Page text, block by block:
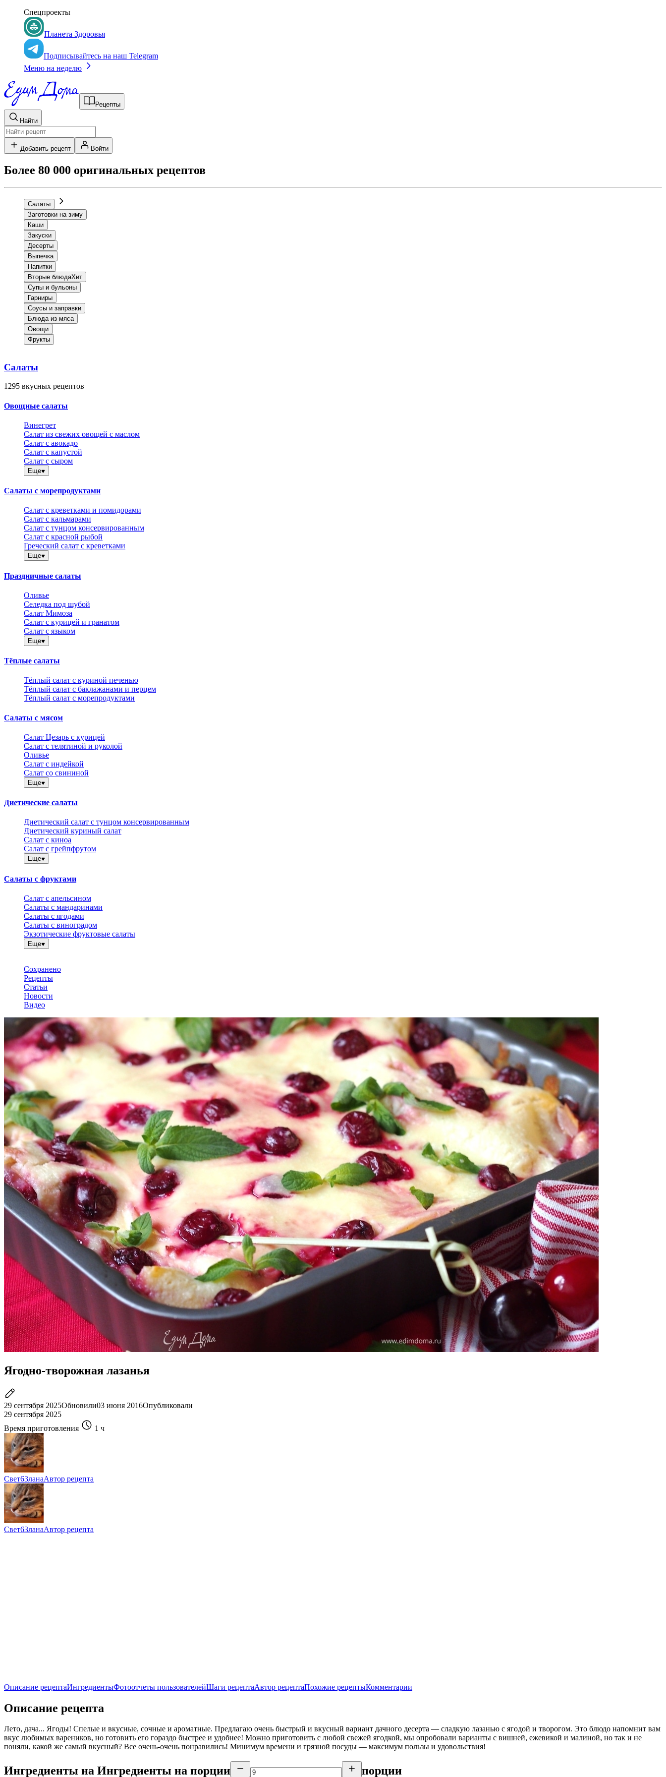
Спецпроекты
Планета Здоровья
Подписывайтесь на наш Telegram
Меню на неделю
Рецепты
Найти
Добавить рецепт Войти
Более 80 000 оригинальных рецептов
Салаты
Заготовки на зиму
Каши
Закуски
Десерты
Выпечка
Напитки
Вторые блюдаХит
Супы и бульоны
Гарниры
Соусы и заправки
Блюда из мяса
Овощи
Фрукты
Салаты
1295 вкусных рецептов
Овощные салаты
Винегрет
Салат из свежих овощей с маслом
Салат с авокадо
Салат с капустой
Салат с сыром
Еще
Салаты с морепродуктами
Салат с креветками и помидорами
Салат с кальмарами
Салат с тунцом консервированным
Салат с красной рыбой
Греческий салат с креветками
Еще
Праздничные салаты
Оливье
Селедка под шубой
Салат Мимоза
Салат с курицей и гранатом
Салат с языком
Еще
Тёплые салаты
Тёплый салат с куриной печенью
Тёплый салат с баклажанами и перцем
Тёплый салат с морепродуктами
Салаты с мясом
Салат Цезарь с курицей
Салат с телятиной и руколой
Оливье
Салат с индейкой
Салат со свининой
Еще
Диетические салаты
Диетический салат с тунцом консервированным
Диетический куриный салат
Салат с киноа
Салат с грейпфрутом
Еще
Салаты с фруктами
Салат с апельсином
Салаты с мандаринами
Салаты с ягодами
Салаты с виноградом
Экзотические фруктовые салаты
Еще
Сохранено
Рецепты
Статьи
Новости
Видео
Ягодно-творожная лазанья
29 сентября 2025Обновили03 июня 2016Опубликовали
29 сентября 2025
Время приготовления
1 ч
Свет63ланаАвтор рецепта
Свет63ланаАвтор рецепта
Описание рецептаИнгредиентыФотоотчеты пользователейШаги рецептаАвтор рецептаПохожие рецептыКомментарии
Описание рецепта
Лето, дача... Ягоды! Спелые и вкусные, сочные и ароматные. Предлагаю очень быстрый и вкусный вариант дачного десерта — сладкую лазанью с ягодой и творогом. Это блюдо напомнит вам
вкус любимых вареников, но готовить его гораздо быстрее и удобнее! Можно приготовить с любой свежей ягодкой, мы опробовали варианты с вишней, ежевикой и малиной, но так и не
поняли, какой же самый вкусный? Все очень-очень понравились! Минимум времени и грязной посуды — максимум пользы и удовольствия!
Ингредиенты на Ингредиенты на порции порции